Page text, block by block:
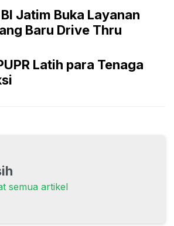
Jatim Buka Layanan
Baru Drive Thru
Latih para Tenaga
semua artikel